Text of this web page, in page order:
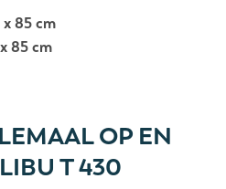
85 cm
85 cm
OP EN
T 430